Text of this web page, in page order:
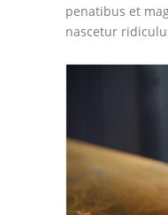
penatibus et
nascetur